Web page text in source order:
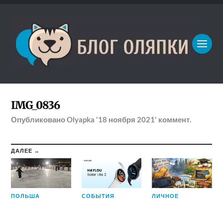
IMG_0836
ОпубликованоOlyapka '18 ноября 2021' коммент.
ДАЛЕЕ →
ПОЛЬША СОБЫТИЯ ЛИЧНОЕ